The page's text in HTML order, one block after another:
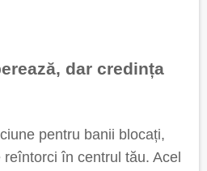
dar credința
pentru banii blocați,
în centrul tău. Acel